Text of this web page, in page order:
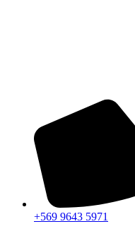
+569 9643 5971